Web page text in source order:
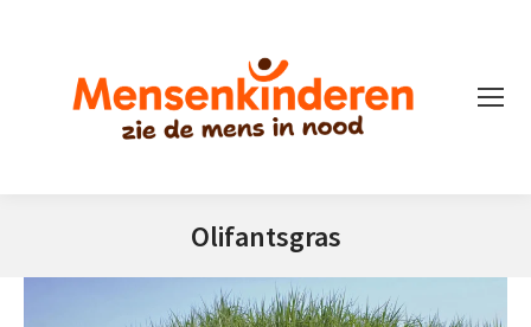
Olifantsgras